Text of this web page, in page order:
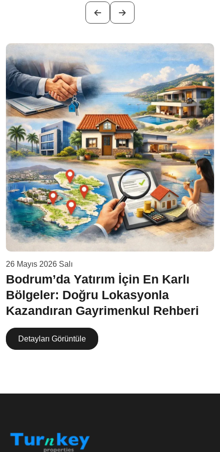
26 Mayıs 2026 Salı
Bodrum’da Yatırım İçin En Karlı
Bölgeler: Doğru Lokasyonla
Kazandıran Gayrimenkul Rehberi
Detayları Görüntüle